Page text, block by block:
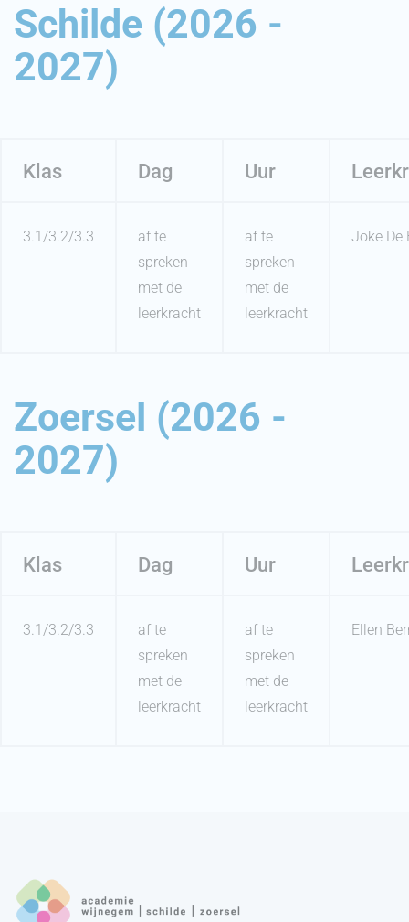
Schilde (2026 -
2027)
Klas Dag Uur
3.1/3.2/3.3
af te
spreken
met de
leerkracht
af te
spreken
met de
leerkracht
Joke De
Zoersel (2026 -
2027)
Klas Dag Uur
3.1/3.2/3.3
af te
spreken
met de
leerkracht
af te
spreken
met de
leerkracht
Ellen